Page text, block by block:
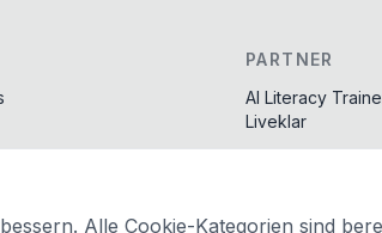
PARTNER
AI Literacy
Liveklar
Alle Cookie-Kategorien sind